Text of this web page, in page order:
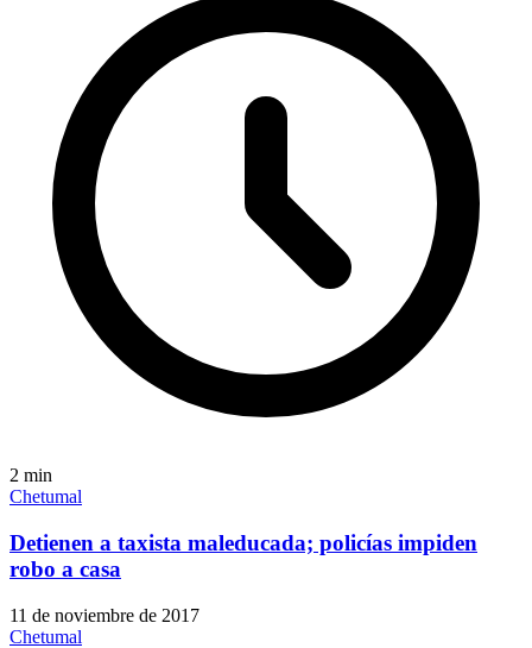
2 min
Chetumal
Detienen a taxista maleducada; policías impiden
robo a casa
11 de noviembre de 2017
Chetumal